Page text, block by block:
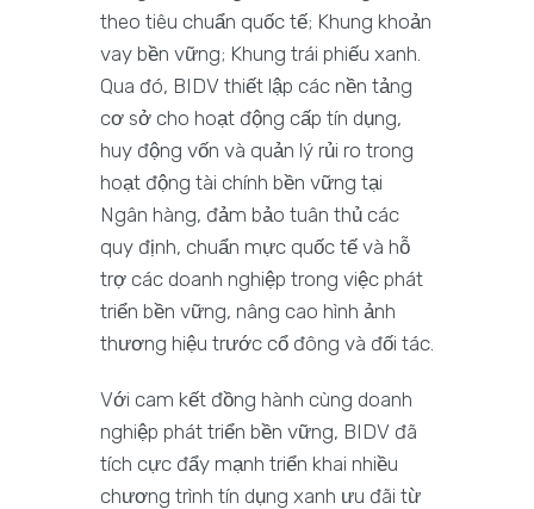
theo tiêu chuẩn quốc tế; Khung khoản
vay bền vững; Khung trái phiếu xanh.
Qua đó, BIDV thiết lập các nền tảng
cơ sở cho hoạt động cấp tín dụng,
huy động vốn và quản lý rủi ro trong
hoạt động tài chính bền vững tại
Ngân hàng, đảm bảo tuân thủ các
quy định, chuẩn mực quốc tế và hỗ
trợ các doanh nghiệp trong việc phát
triển bền vững, nâng cao hình ảnh
thương hiệu trước cổ đông và đối tác.
Với cam kết đồng hành cùng doanh
nghiệp phát triển bền vững, BIDV đã
tích cực đẩy mạnh triển khai nhiều
chương trình tín dụng xanh ưu đãi từ